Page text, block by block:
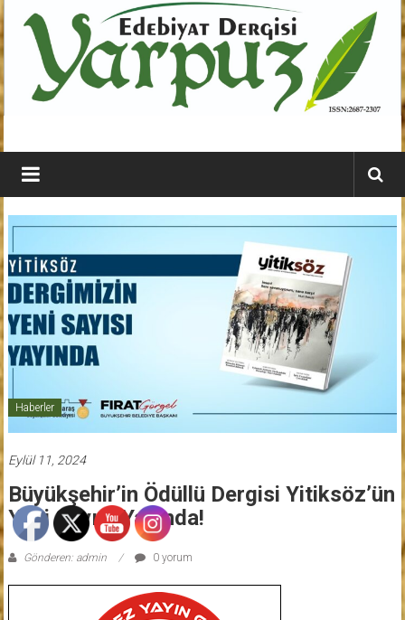
geç
YARPUZ
Edebiyat
Dergisi
Kahramanmaraş'ın
En
Etkili
Edebiyat
Dergisi
Haberler
Eylül 11, 2024
Büyükşehir’in Ödüllü Dergisi Yitiksöz’ün
Yeni Sayısı Yayında!
Gönderen: admin 0 yorum